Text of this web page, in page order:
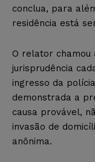
conclua, para
residência está
O relator
jurisprudência
ingresso da
demonstrada a
causa provável,
invasão de
anônima.